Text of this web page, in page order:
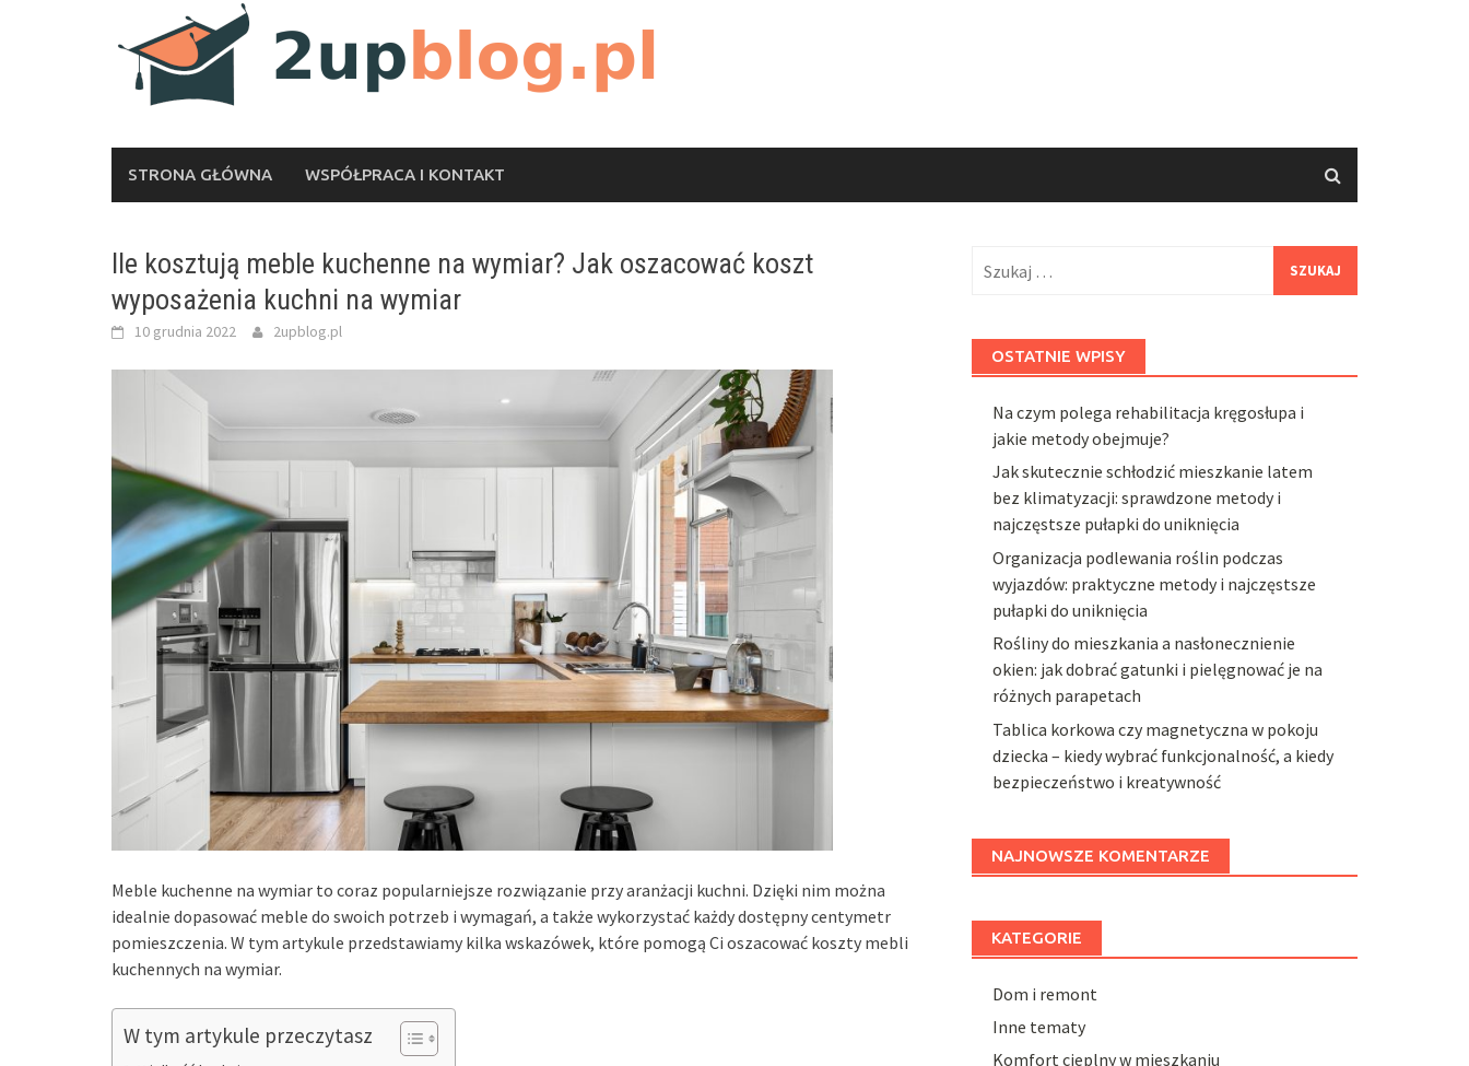
STRONA GŁÓWNA WSPÓŁPRACA I KONTAKT
Ile kosztują meble kuchenne na wymiar? Jak oszacować koszt
wyposażenia kuchni na wymiar
10 grudnia 2022 2upblog.pl
Meble kuchenne na wymiar to coraz popularniejsze rozwiązanie przy aranżacji kuchni. Dzięki nim można
idealnie dopasować meble do swoich potrzeb i wymagań, a także wykorzystać każdy dostępny centymetr
pomieszczenia. W tym artykule przedstawiamy kilka wskazówek, które pomogą Ci oszacować koszty mebli
kuchennych na wymiar.
W tym artykule przeczytasz
OSTATNIE WPISY
Na czym polega rehabilitacja kręgosłupa i
jakie metody obejmuje?
Jak skutecznie schłodzić mieszkanie latem
bez klimatyzacji: sprawdzone metody i
najczęstsze pułapki do uniknięcia
Organizacja podlewania roślin podczas
wyjazdów: praktyczne metody i najczęstsze
pułapki do uniknięcia
Rośliny do mieszkania a nasłonecznienie
okien: jak dobrać gatunki i pielęgnować je na
różnych parapetach
Tablica korkowa czy magnetyczna w pokoju
dziecka – kiedy wybrać funkcjonalność, a kiedy
bezpieczeństwo i kreatywność
NAJNOWSZE KOMENTARZE
KATEGORIE
Dom i remont
Inne tematy
Komfort cieplny w mieszkaniu